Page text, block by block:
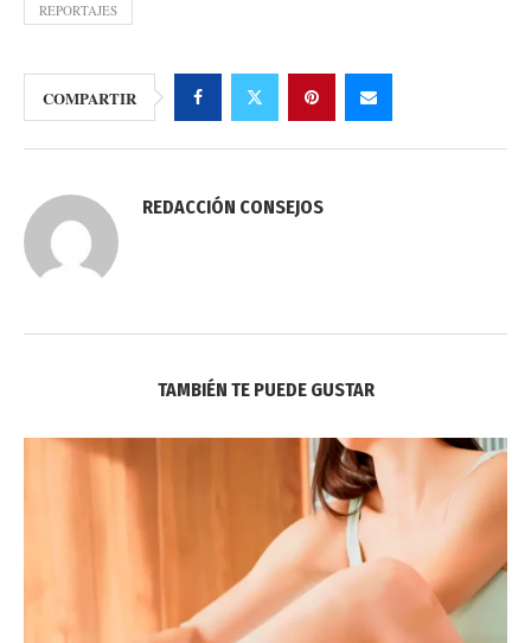
REPORTAJES
COMPARTIR
REDACCIÓN CONSEJOS
TAMBIÉN TE PUEDE GUSTAR